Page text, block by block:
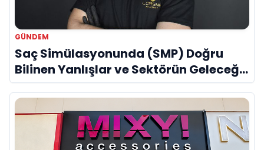
GÜNDEM
Saç Simülasyonunda (SMP) Doğru
Bilinen Yanlışlar ve Sektörün Geleceği:
Onur Akdeniz ile Özel Röportaj